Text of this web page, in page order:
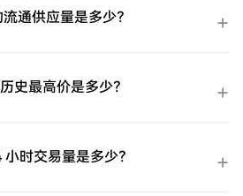
（MFER）在HTX
（MFER)。访
体验。
CC0许可证推出
倡议所基于的
Mfercoin奠定了
通供应量是多少？
史最高价是多少？
时交易量是多少？